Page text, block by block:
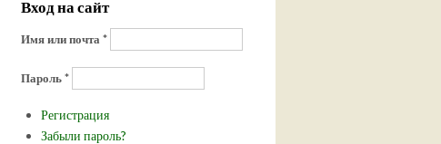
Вход на сайт
Имя или почта *
Пароль*
Регистрация
Забыли пароль?